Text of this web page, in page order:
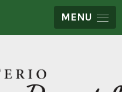
MENU